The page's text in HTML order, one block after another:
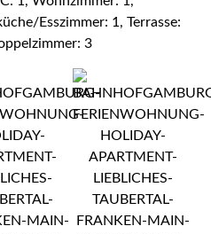
Esszimmer: 1, Terrasse:
3